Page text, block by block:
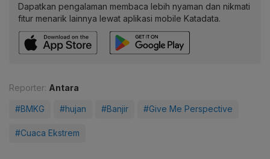
Dapatkan pengalaman membaca lebih nyaman dan nikmati
fitur menarik lainnya lewat aplikasi mobile Katadata.
Reporter: Antara
#BMKG #hujan #Banjir #Give Me Perspective
#Cuaca Ekstrem